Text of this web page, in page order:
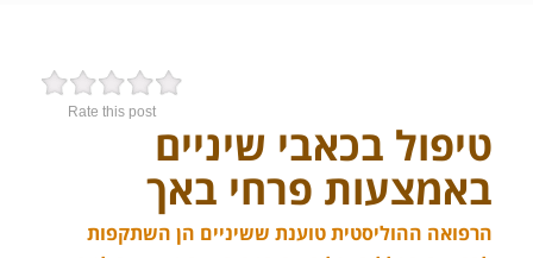
Rate this post
טיפול בכאבי שיניים
באמצעות פרחי באך
הרפואה ההוליסטית טוענת ששיניים הן השתקפות